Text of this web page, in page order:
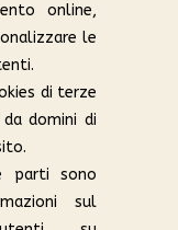
online,
le
di terze
domini di
parti sono
sul